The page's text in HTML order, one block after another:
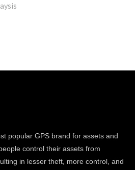
popular GPS brand for assets and
control their assets from
in lesser theft, more control, and